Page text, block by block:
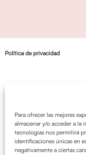
Para ofrecer las mejores
almacenar y/o acceder a la
tecnologías nos permitirá
identificaciones únicas en
negativamente a ciertas
Política de privacidad